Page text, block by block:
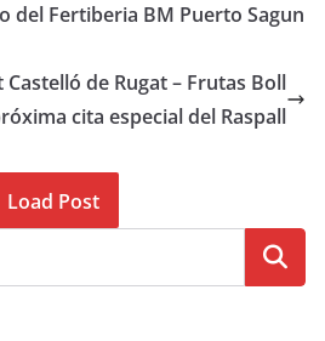
del Fertiberia BM Puerto Sagun
de Rugat – Frutas Boll
cita especial del Raspall
Load Post